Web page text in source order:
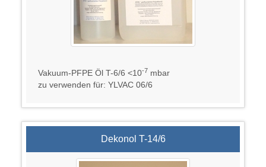
Vakuum-PFPE Öl T-6/6 <10-7 mbar
zu verwenden für: YLVAC 06/6
Dekonol T-14/6